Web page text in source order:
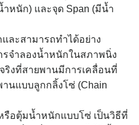
หนัก) และจุด Span (มีน้ำ
ละสามารถทำได้อย่าง
รจำลองน้ำหนักในสภาพนิ่ง
ริงที่สายพานมีการเคลื่อนที่
านแบบลูกกลิ้งโซ่ (Chain
รือตุ้มน้ำหนักแบบโซ่ เป็นวิธีที่